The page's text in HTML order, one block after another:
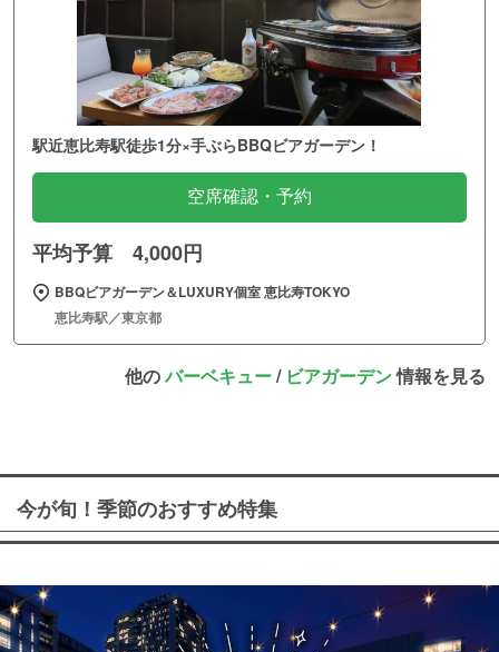
駅近恵比寿駅徒歩1分×手ぶらBBQビアガーデン！
空席確認・予約
平均予算 4,000円
BBQビアガーデン＆LUXURY個室 恵比寿TOKYO
恵比寿駅／東京都
他のバーベキュー/ ビアガーデン情報を見る
今が旬！季節のおすすめ特集